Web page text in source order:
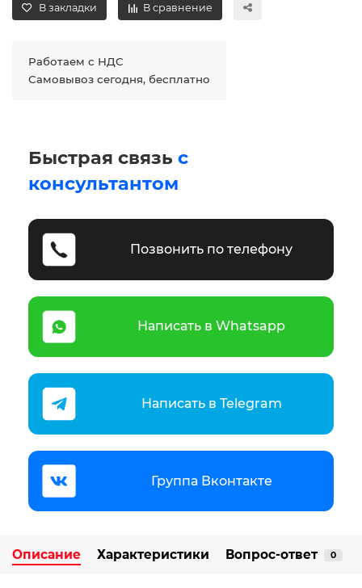
В закладки В сравнение
Работаем с НДС
Самовывоз сегодня, бесплатно
Быстрая связь с
консультантом
Позвонить по телефону
Написать в Whatsapp
Написать в Telegram
Группа Вконтакте
Описание Характеристики Вопрос-ответ 0